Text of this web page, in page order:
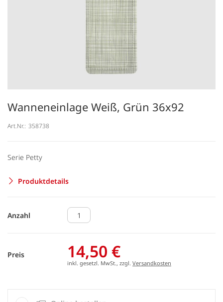
Wanneneinlage Weiß, Grün 36x92
Art.Nr.: 358738
Serie Petty
Produktdetails
Anzahl
Preis 14,50 €
inkl. gesetzl. MwSt., zzgl. Versandkosten